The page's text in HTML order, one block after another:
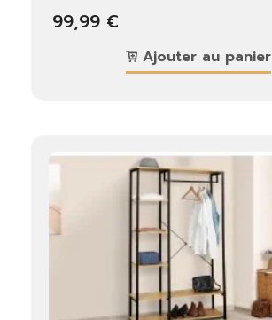
99,99 €
Ajouter au panier